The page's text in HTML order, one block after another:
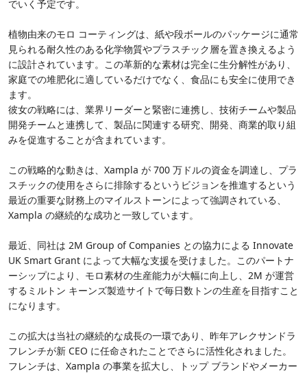
でいく予定です。
植物由来のモロ コーティングは、紙や段ボールのパッケージに通常
見られる耐久性のある化学物質やプラスチック層を置き換えるよう
に設計されています。この革新的な素材は完全に生分解性があり、
家庭での堆肥化に適しているだけでなく、食品にも安全に使用でき
ます。
彼女の戦略には、業界リーダーと緊密に連携し、技術チームや製品
開発チームと連携して、製品に関連する研究、開発、商業的取り組
みを促進することが含まれています。
この戦略的な動きは、Xampla が 700 万ドルの資金を調達し、プラ
スチックの使用をさらに排除するというビジョンを推進するという
最近の重要な財務上のマイルストーンによって強調されている、
Xampla の継続的な成功と一致しています。
最近、同社は 2M Group of Companies との協力による Innovate
UK Smart Grant によって大幅な支援を受けました。このパートナ
ーシップにより、モロ素材の生産能力が大幅に向上し、2M が運営
するミルトン キーンズ製造サイトで毎日数トンの生産を目指すこと
になります。
この拡大は当社の継続的な成長の一環であり、昨年アレクサンドラ
フレンチが新 CEO に任命されたことでさらに活性化されました。
フレンチは、Xampla の事業を拡大し、トップ ブランドやメーカー